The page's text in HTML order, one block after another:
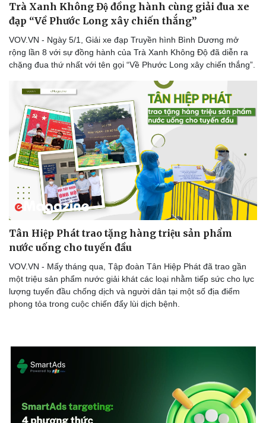
Văn học
Âm nhạc
Di sản
Thời trang
Trà Xanh Không Độ đồng hành cùng giải đua xe
đạp “Về Phước Long xây chiến thắng”
VOV.VN - Ngày 5/1, Giải xe đạp Truyền hình Bình Dương mở
rộng lần 8 với sự đồng hành của Trà Xanh Không Độ đã diễn ra
chặng đua thứ nhất với tên gọi “Về Phước Long xây chiến thắng”.
Tân Hiệp Phát trao tặng hàng triệu sản phẩm
nước uống cho tuyến đầu
VOV.VN - Mấy tháng qua, Tập đoàn Tân Hiệp Phát đã trao gần
một triệu sản phẩm nước giải khát các loại nhằm tiếp sức cho lực
lượng tuyến đầu chống dịch và người dân tại một số địa điểm
phong tỏa trong cuộc chiến đẩy lùi dịch bệnh.